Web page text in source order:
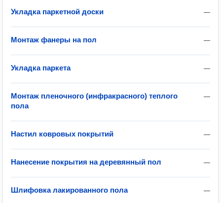
—
Укладка паркетной доски
—
Монтаж фанеры на пол
—
Укладка паркета
—
Монтаж пленочного (инфракрасного) теплого
пола
—
Настил ковровых покрытий
—
Нанесение покрытия на деревянный пол
—
Шлифовка лакированного пола